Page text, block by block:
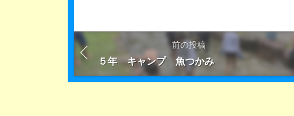
前の投稿
５年 キャンプ 魚つかみ